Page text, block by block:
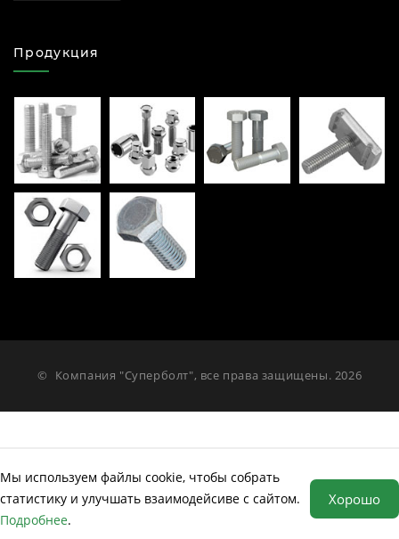
Продукция
© Компания "Суперболт", все права защищены. 2026
Мы используем файлы cookie, чтобы собрать
статистику и улучшать взаимодейсиве с сайтом.
Подробнее.
Хорошо